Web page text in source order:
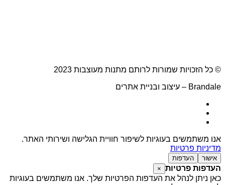
© כל הזכויות שמורות לרותם מתנות מעוצבות 2023
Brandale – עיצוב ובניית אתרים
אנו משתמשים בעוגיות לשיפור חוויית הגלישה ושירותי האתר.
מדיניות פרטיות
אישור העדפות
העדפות פרטיות ×
כאן ניתן לנהל את העדפות הפרטיות שלך. אנו משתמשים בעוגיות